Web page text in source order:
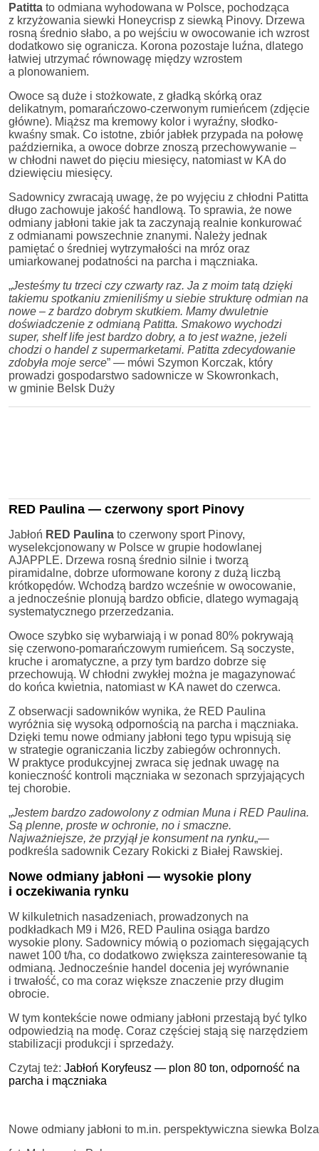
Patitta to odmiana wyhodowana w Polsce, pochodząca
z krzyżowania siewki Honeycrisp z siewką Pinovy. Drzewa
rosną średnio słabo, a po wejściu w owocowanie ich wzrost
dodatkowo się ogranicza. Korona pozostaje luźna, dlatego
łatwiej utrzymać równowagę między wzrostem
a plonowaniem.
Owoce są duże i stożkowate, z gładką skórką oraz
delikatnym, pomarańczowo-czerwonym rumieńcem (zdjęcie
główne). Miąższ ma kremowy kolor i wyraźny, słodko-
kwaśny smak. Co istotne, zbiór jabłek przypada na połowę
października, a owoce dobrze znoszą przechowywanie –
w chłodni nawet do pięciu miesięcy, natomiast w KA do
dziewięciu miesięcy.
Sadownicy zwracają uwagę, że po wyjęciu z chłodni Patitta
długo zachowuje jakość handlową. To sprawia, że nowe
odmiany jabłoni takie jak ta zaczynają realnie konkurować
z odmianami powszechnie znanymi. Należy jednak
pamiętać o średniej wytrzymałości na mróz oraz
umiarkowanej podatności na parcha i mączniaka.
„Jesteśmy tu trzeci czy czwarty raz. Ja z moim tatą dzięki
takiemu spotkaniu zmieniliśmy u siebie strukturę odmian na
nowe – z bardzo dobrym skutkiem. Mamy dwuletnie
doświadczenie z odmianą Patitta. Smakowo wychodzi
super, shelf life jest bardzo dobry, a to jest ważne, jeżeli
chodzi o handel z supermarketami. Patitta zdecydowanie
zdobyła moje serce” — mówi Szymon Korczak, który
prowadzi gospodarstwo sadownicze w Skowronkach,
w gminie Belsk Duży
RED Paulina — czerwony sport Pinovy
Jabłoń RED Paulina to czerwony sport Pinovy,
wyselekcjonowany w Polsce w grupie hodowlanej
AJAPPLE. Drzewa rosną średnio silnie i tworzą
piramidalne, dobrze uformowane korony z dużą liczbą
krótkopędów. Wchodzą bardzo wcześnie w owocowanie,
a jednocześnie plonują bardzo obficie, dlatego wymagają
systematycznego przerzedzania.
Owoce szybko się wybarwiają i w ponad 80% pokrywają
się czerwono-pomarańczowym rumieńcem. Są soczyste,
kruche i aromatyczne, a przy tym bardzo dobrze się
przechowują. W chłodni zwykłej można je magazynować
do końca kwietnia, natomiast w KA nawet do czerwca.
Z obserwacji sadowników wynika, że RED Paulina
wyróżnia się wysoką odpornością na parcha i mączniaka.
Dzięki temu nowe odmiany jabłoni tego typu wpisują się
w strategie ograniczania liczby zabiegów ochronnych.
W praktyce produkcyjnej zwraca się jednak uwagę na
konieczność kontroli mączniaka w sezonach sprzyjających
tej chorobie.
„Jestem bardzo zadowolony z odmian Muna i RED Paulina.
Są plenne, proste w ochronie, no i smaczne.
Najważniejsze, że przyjął je konsument na rynku„—
podkreśla sadownik Cezary Rokicki z Białej Rawskiej.
Nowe odmiany jabłoni — wysokie plony
i oczekiwania rynku
W kilkuletnich nasadzeniach, prowadzonych na
podkładkach M9 i M26, RED Paulina osiąga bardzo
wysokie plony. Sadownicy mówią o poziomach sięgających
nawet 100 t/ha, co dodatkowo zwiększa zainteresowanie tą
odmianą. Jednocześnie handel docenia jej wyrównanie
i trwałość, co ma coraz większe znaczenie przy długim
obrocie.
W tym kontekście nowe odmiany jabłoni przestają być tylko
odpowiedzią na modę. Coraz częściej stają się narzędziem
stabilizacji produkcji i sprzedaży.
Czytaj też: Jabłoń Koryfeusz — plon 80 ton, odporność na
parcha i mączniaka
Nowe odmiany jabłoni to m.in. perspektywiczna siewka